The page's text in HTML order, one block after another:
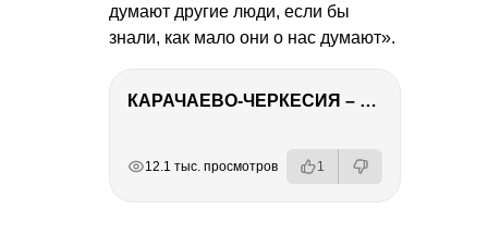
думают другие люди, если бы
знали, как мало они о нас думают».
КАРАЧАЕВО-ЧЕРКЕСИЯ – ПУТЕШЕСТВИЕ НА КАВКАЗ часть 2
12.1 тыс. просмотров 1